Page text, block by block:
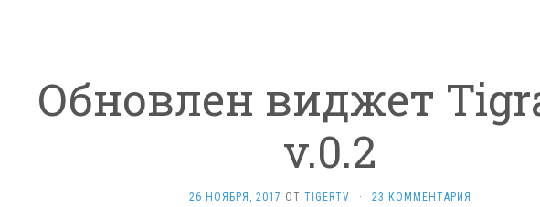
Обновлен виджет
v.0.2
26 НОЯБРЯ, 2017 ОТ TIGERTV · 23 КОММЕНТАРИЯ